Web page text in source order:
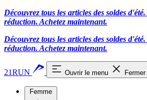
Découvrez tous les articles des soldes
réduction. Achetez maintenant.
Découvrez tous les articles des soldes
réduction. Achetez maintenant.
21RUN Ouvrir le menu Fermer
Femme